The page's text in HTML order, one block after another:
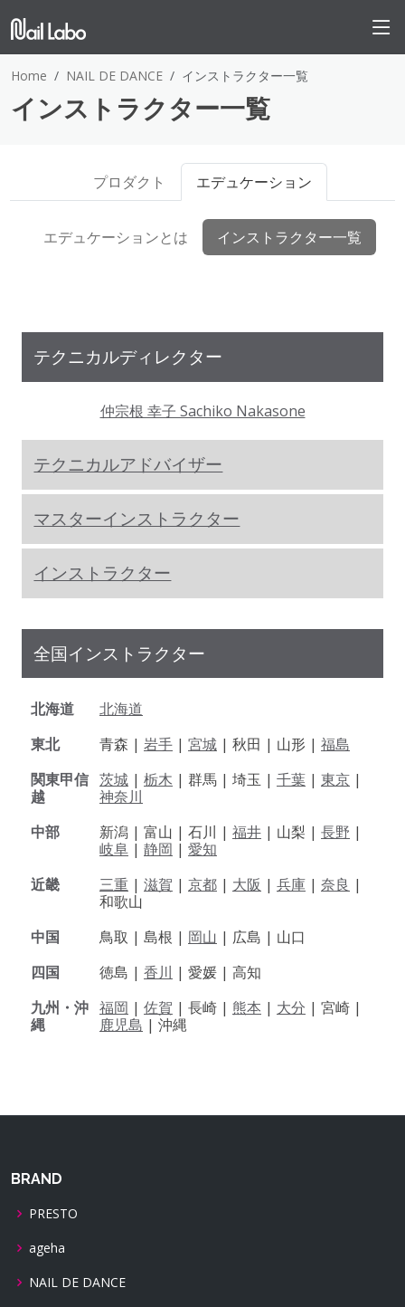
Home NAIL DE DANCE インストラクター一覧
インストラクター一覧
プロダクト エデュケーション
エデュケーションとは インストラクター一覧
テクニカルディレクター
仲宗根 幸子 Sachiko Nakasone
テクニカルアドバイザー
マスターインストラクター
インストラクター
全国インストラクター
北海道
北海道
東北
青森 | 岩手 | 宮城 | 秋田 | 山形 | 福島
関東甲信
越
茨城 | 栃木 | 群馬 | 埼玉 | 千葉 | 東京 |
神奈川
中部
新潟 | 富山 | 石川 | 福井 | 山梨 | 長野 |
岐阜 | 静岡 | 愛知
近畿
三重 | 滋賀 | 京都 | 大阪 | 兵庫 | 奈良 |
和歌山
中国
鳥取 | 島根 | 岡山 | 広島 | 山口
四国
徳島 | 香川 | 愛媛 | 高知
九州・沖
縄
福岡 | 佐賀 | 長崎 | 熊本 | 大分 | 宮崎 |
鹿児島 | 沖縄
BRAND
PRESTO
ageha
NAIL DE DANCE